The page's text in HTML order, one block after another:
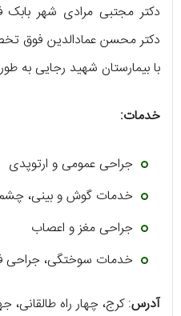
دکتر مجتبی مرادی شهر
دکتر محسن عمادالدین فوق
با بیمارستان شهید رجایی به
خدمات:
جراحی عمومی و ارتوپدی
خدمات گوش و بینی،
جراحی مغز و اعصاب
خدمات سوختگی،
آدرس: کرج، چهار راه طالقانی،